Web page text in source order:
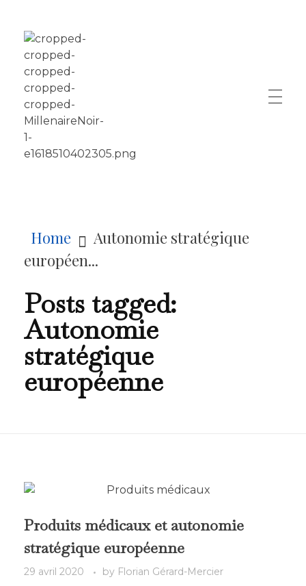
Home
Autonomie stratégique
européen...
Posts tagged:
Autonomie
stratégique
européenne
Produits médicaux et autonomie
stratégique européenne
29 avril 2020 by Florian Gérard-Mercier